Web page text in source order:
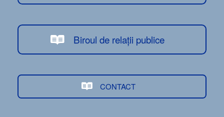
Biroul de relații publice
CONTACT